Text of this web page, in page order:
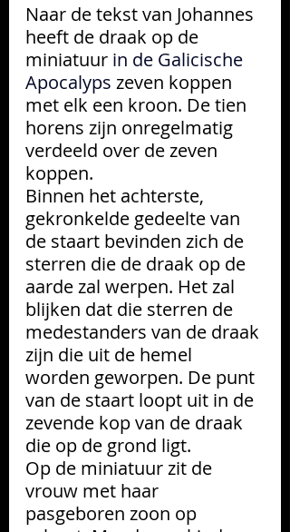
Naar de tekst van Johannes
heeft de draak op de
miniatuur in de Galicische
Apocalyps zeven koppen
met elk een kroon. De tien
horens zijn onregelmatig
verdeeld over de zeven
koppen.
Binnen het achterste,
gekronkelde gedeelte van
de staart bevinden zich de
sterren die de draak op de
aarde zal werpen. Het zal
blijken dat die sterren de
medestanders van de draak
zijn die uit de hemel
worden geworpen. De punt
van de staart loopt uit in de
zevende kop van de draak
die op de grond ligt.
Op de miniatuur zit de
vrouw met haar
pasgeboren zoon op